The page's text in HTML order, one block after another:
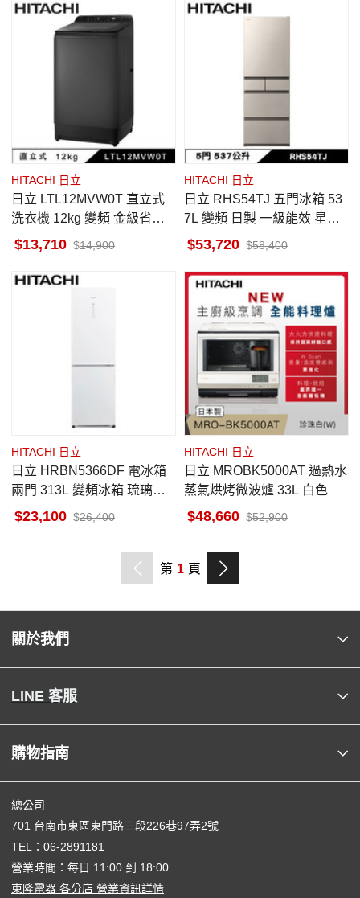
HITACHI 日立
日立 LTL12MVW0T 直立式
洗衣機 12kg 變頻 金級省水
標章 靜墨灰
13,710 14,900
HITACHI 日立
日立 RHS54TJ 五門冰箱 53
7L 變頻 日製 一級能效 星燦
金 獨立自動製冰室 特鮮冰溫
53,720 58,400
HITACHI 日立
日立 HRBN5366DF 電冰箱
兩門 313L 變頻冰箱 琉璃白
美型琉璃 右開
23,100 26,400
HITACHI 日立
日立 MROBK5000AT 過熱水
蒸氣烘烤微波爐 33L 白色
48,660 52,900
第 1 頁
關於我們
LINE 客服
購物指南
總公司
701 台南市東區東門路三段226巷97弄2號
TEL： 06-2891181
營業時間：每日 11:00 到 18:00
東隆電器 各分店 營業資訊詳情